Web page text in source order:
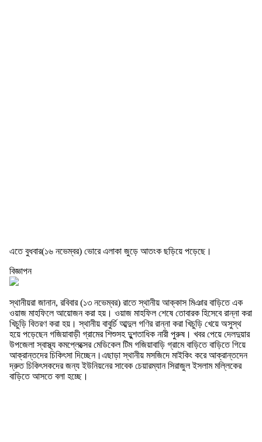
এতে বুধবার(১৬ নভেম্বর) ভোরে এলাকা জুড়ে আতংক ছড়িয়ে পড়েছে।
বিজ্ঞাপন
স্থানীয়রা জানান, রবিবার (১৩ নভেম্বর) রাতে স্থানীয় আক্কাস মিঞার বাড়িতে এক
ওয়াজ মাহফিলে আয়োজন করা হয়। ওয়াজ মাহফিল শেষে তোবারক হিসেবে রান্না করা
খিচুড়ি বিতরণ করা হয়। স্থানীয় বাবুর্চি আব্দুল গণির রান্না করা খিচুড়ি খেয়ে অসুস্থ
হয়ে পড়েছেন গজিয়াবাড়ী গ্রামের শিশুসহ দুুশতাধিক নারী পুরুষ। খবর পেয়ে দেলদুয়ার
উপজেলা স্বাস্থ্য কমপ্লেক্সের মেডিকেল টিম গজিয়াবাড়ি গ্রামে বাড়িতে বাড়িতে গিয়ে
আক্রান্তদের চিকিৎসা দিচ্ছেন।এছাড়া স্থানীয় মসজিদে মাইকিং করে আক্রান্তদেন
দ্রুত চিকিৎসকদের জন্য ইউনিয়নের সাবেক চেয়ারম্যান সিরাজুল ইসলাম মল্লিকের
বাড়িতে আসতে বলা হচ্ছে।